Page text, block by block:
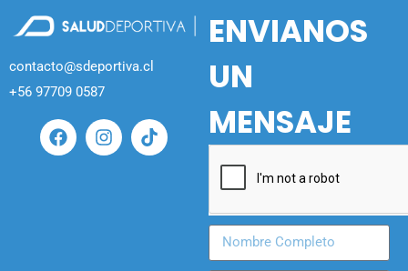
contacto@sdeportiva.cl
+56 97709 0587
ENVIANOS
UN
MENSAJE